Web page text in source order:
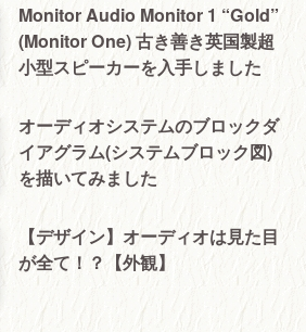
Monitor Audio Monitor 1 “Gold”
(Monitor One) 古き善き英国製超
小型スピーカーを入手しました
オーディオシステムのブロックダ
イアグラム(システムブロック図)
を描いてみました
【デザイン】オーディオは見た目
が全て！？【外観】